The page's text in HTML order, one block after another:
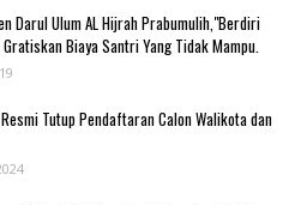
Darul Ulum AL Hijrah Prabumulih,"Berdiri
Biaya Santri Yang Tidak Mampu.
Tutup Pendaftaran Calon Walikota dan